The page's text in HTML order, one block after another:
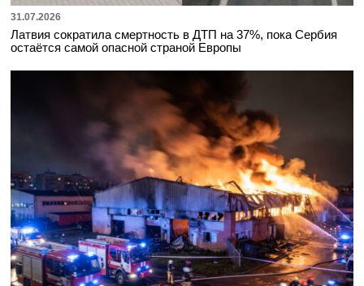
31.07.2026
Латвия сократила смертность в ДТП на 37%, пока Сербия
остаётся самой опасной страной Европы